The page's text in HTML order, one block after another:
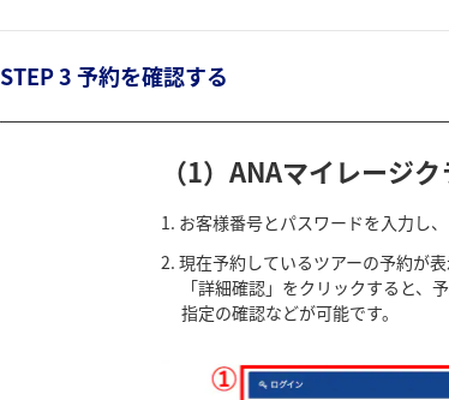
STEP 3 予約を確認する
（1）ANAマイレージ
お客様番号とパスワードを入力し
現在予約しているツアーの予約が表
「詳細確認」をクリックすると
指定の確認などが可能です。